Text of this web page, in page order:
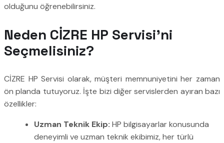
olduğunu öğrenebilirsiniz.
Neden CİZRE HP Servisi’ni
Seçmelisiniz?
CİZRE HP Servisi olarak, müşteri memnuniyetini her zaman
ön planda tutuyoruz. İşte bizi diğer servislerden ayıran bazı
özellikler:
Uzman Teknik Ekip: HP bilgisayarlar konusunda
deneyimli ve uzman teknik ekibimiz, her türlü